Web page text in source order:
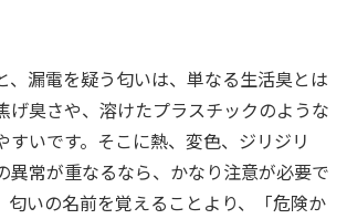
、漏電を疑う匂いは、単なる生活臭とは
げ臭さや、溶けたプラスチックのような
すいです。そこに熱、変色、ジリジリ
異常が重なるなら、かなり注意が必要で
匂いの名前を覚えることより、「危険か